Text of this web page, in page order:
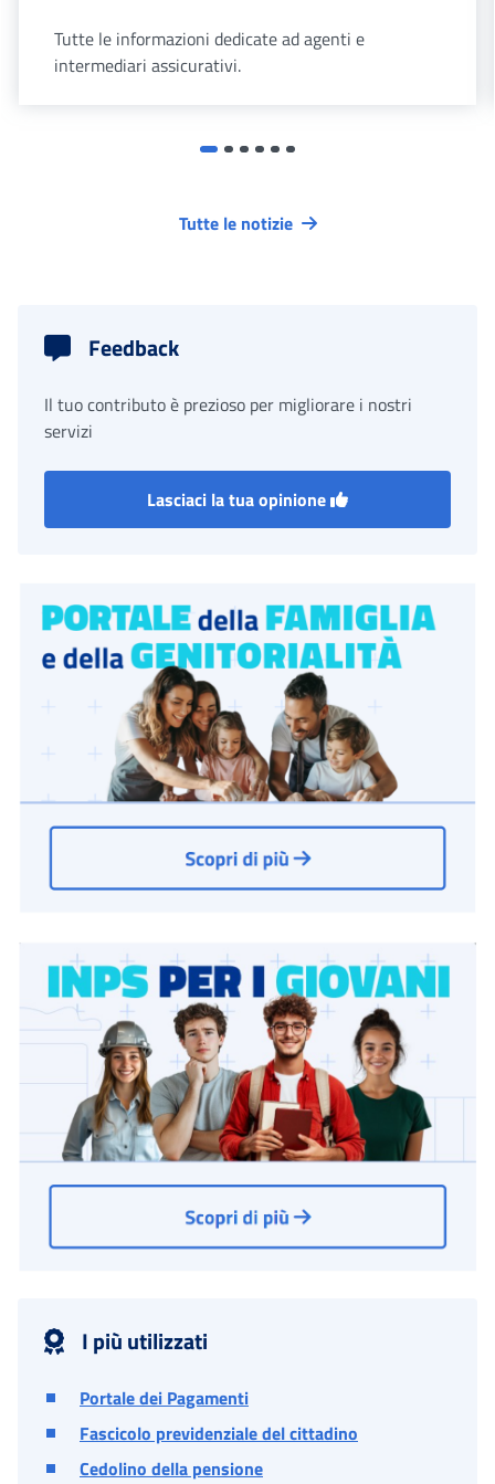
Tutte le informazioni dedicate ad agenti e
intermediari assicurativi.
Tutte le notizie
Feedback
Il tuo contributo è prezioso per migliorare i nostri
servizi
Lasciaci la tua opinione
I più utilizzati
Portale dei Pagamenti
Fascicolo previdenziale del cittadino
Cedolino della pensione